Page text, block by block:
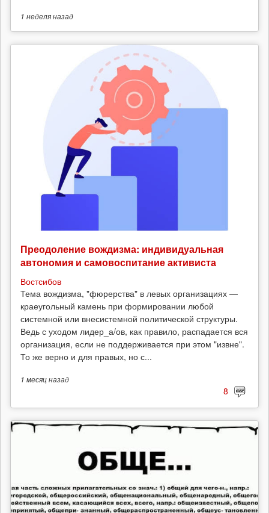
1 неделяназад
Преодоление вождизма: индивидуальная
автономия и самовоспитание активиста
Востсибов
Тема вождизма, "фюрерства" в левых организациях —
краеугольный камень при формировании любой
системной или внесистемной политической структуры.
Ведь с уходом лидер_а/ов, как правило, распадается вся
организация, если не поддерживается при этом "извне".
То же верно и для правых, но с...
1 месяцназад
8